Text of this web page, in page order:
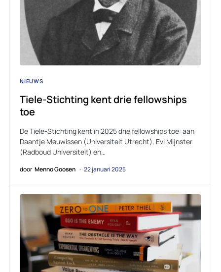
NIEUWS
Tiele-Stichting kent drie fellowships
toe
De Tiele-Stichting kent in 2025 drie fellowships toe: aan
Daantje Meuwissen (Universiteit Utrecht), Evi Mijnster
(Radboud Universiteit) en…
door Menno Goosen 22 januari 2025